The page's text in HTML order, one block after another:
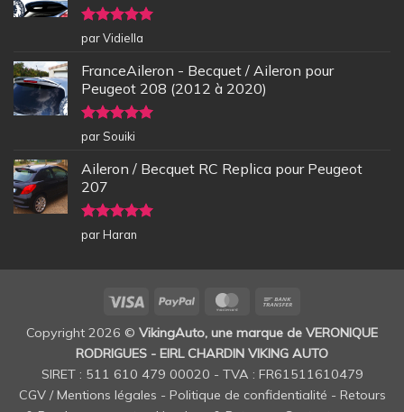
Note5sur
5
par Vidiella
FranceAileron - Becquet / Aileron pour
Peugeot 208 (2012 à 2020)
Note5sur
5
par Souiki
Aileron / Becquet RC Replica pour Peugeot
207
Note5sur
5
par Haran
Visa PayPal MasterCard
Copyright 2026 © VikingAuto, une marque de VERONIQUE
RODRIGUES - EIRL CHARDIN VIKING AUTO
SIRET : 511 610 479 00020 - TVA : FR61511610479
CGV / Mentions légales - Politique de confidentialité - Retours